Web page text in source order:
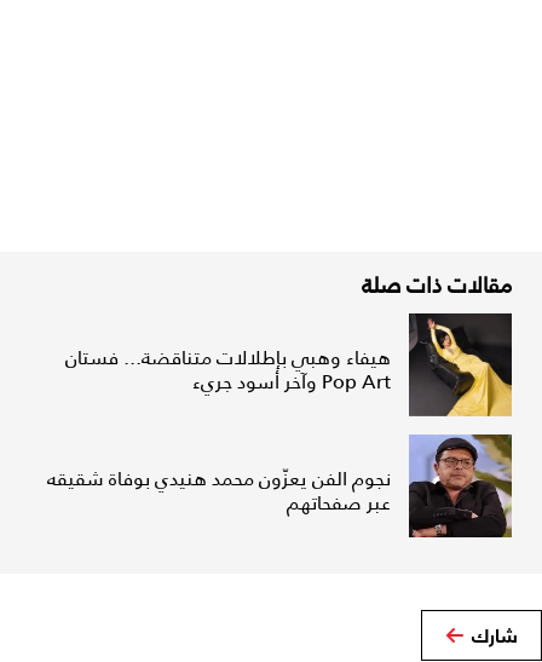
مقالات ذات صلة
هيفاء وهبي بإطلالات متناقضة... فستان
Pop Art وآخر أسود جريء
نجوم الفن يعزّون محمد هنيدي بوفاة شقيقه
عبر صفحاتهم
شارك